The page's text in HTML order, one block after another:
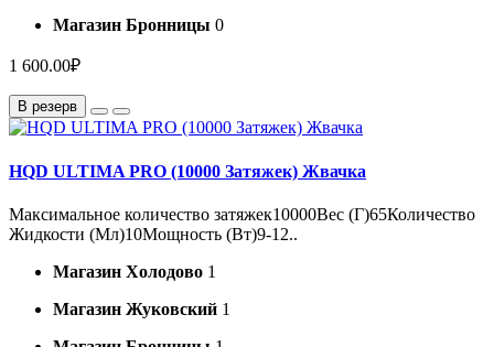
Магазин Бронницы 0
1 600.00₽
В резерв
HQD ULTIMA PRO (10000 Затяжек) Жвачка
Максимальное количество затяжек10000Вес (Г)65Количество
Жидкости (Мл)10Мощность (Вт)9-12..
Магазин Холодово 1
Магазин Жуковский 1